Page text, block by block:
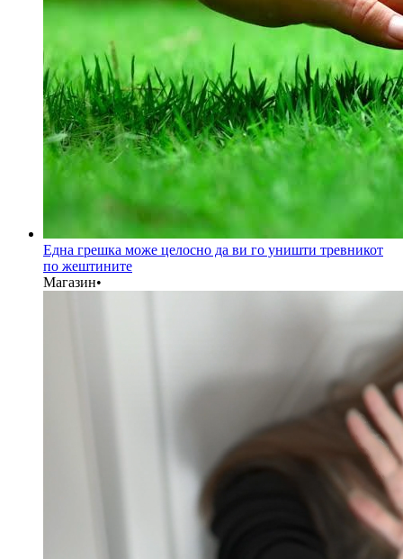
Една грешка може целосно да ви го уништи тревникот
по жештините
Магазин•